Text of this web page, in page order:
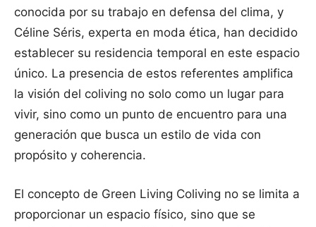
conocida por su trabajo en defensa del clima, y
Céline Séris, experta en moda ética, han decidido
establecer su residencia temporal en este espacio
único. La presencia de estos referentes amplifica
la visión del coliving no solo como un lugar para
vivir, sino como un punto de encuentro para una
generación que busca un estilo de vida con
propósito y coherencia.
El concepto de Green Living Coliving no se limita a
proporcionar un espacio físico, sino que se